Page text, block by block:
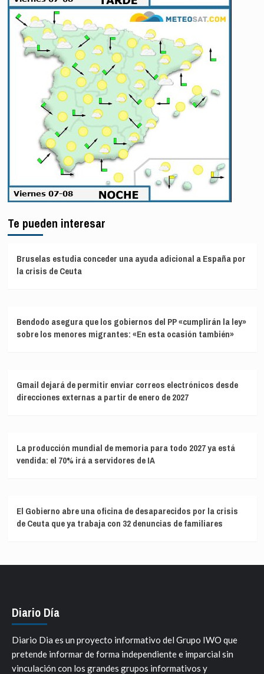
Te pueden interesar
Bruselas estudia conceder una ayuda adicional a España por
la crisis de Ceuta
Bendodo asegura que los gobiernos del PP «cumplirán la ley»
sobre los menores migrantes: «En esta ocasión también»
Gmail dejará de permitir enviar correos electrónicos desde
direcciones externas a partir de enero de 2027
La producción mundial de memoria para todo 2027 ya está
vendida: el 70% irá a servidores de IA
El Gobierno abre una oficina de desaparecidos por la crisis
de Ceuta que ya trabaja con 32 denuncias de familiares
Diario Día
Diario Dia es un proyecto informativo del Grupo IWO que
pretende informar de forma independiente e imparcial sin
vinculación con los grandes grupos informativos y